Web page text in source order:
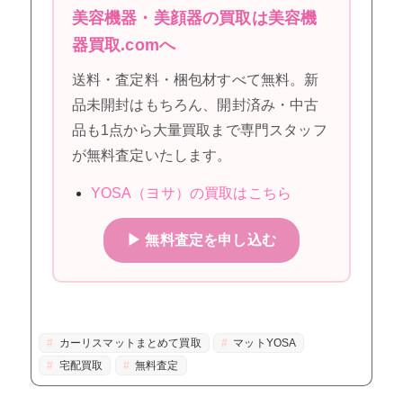
美容機器・美顔器の買取は美容機
器買取.comへ
送料・査定料・梱包材すべて無料。新
品未開封はもちろん、開封済み・中古
品も1点から大量買取まで専門スタッフ
が無料査定いたします。
YOSA（ヨサ）の買取はこちら
▶ 無料査定を申し込む
カーリスマットまとめて買取
マットYOSA
宅配買取
無料査定